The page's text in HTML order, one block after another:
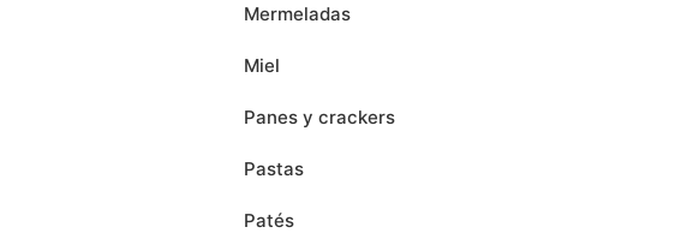
Mermeladas
Miel
Panes y crackers
Pastas
Patés